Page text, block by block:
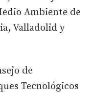
Ambiente de
Valladolid y
de
Tecnológicos